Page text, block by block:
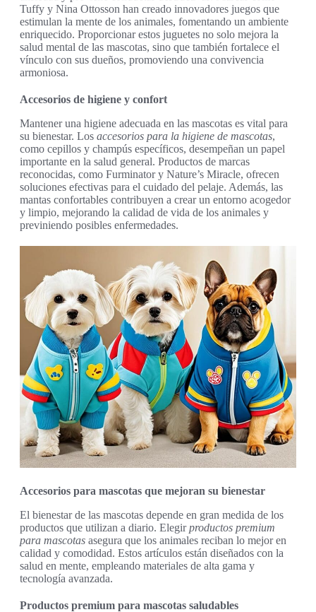
Tuffy y Nina Ottosson han creado innovadores juegos que
estimulan la mente de los animales, fomentando un ambiente
enriquecido. Proporcionar estos juguetes no solo mejora la
salud mental de las mascotas, sino que también fortalece el
vínculo con sus dueños, promoviendo una convivencia
armoniosa.
Accesorios de higiene y confort
Mantener una higiene adecuada en las mascotas es vital para
su bienestar. Los accesorios para la higiene de mascotas,
como cepillos y champús específicos, desempeñan un papel
importante en la salud general. Productos de marcas
reconocidas, como Furminator y Nature’s Miracle, ofrecen
soluciones efectivas para el cuidado del pelaje. Además, las
mantas confortables contribuyen a crear un entorno acogedor
y limpio, mejorando la calidad de vida de los animales y
previniendo posibles enfermedades.
Accesorios para mascotas que mejoran su bienestar
El bienestar de las mascotas depende en gran medida de los
productos que utilizan a diario. Elegirproductos premium
para mascotas asegura que los animales reciban lo mejor en
calidad y comodidad. Estos artículos están diseñados con la
salud en mente, empleando materiales de alta gama y
tecnología avanzada.
Productos premium para mascotas saludables